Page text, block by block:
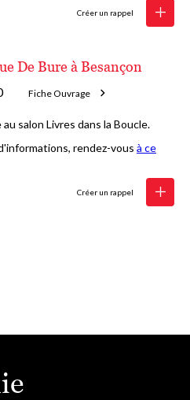
Créer un rappel
De Bure à Besançon
Fiche Ouvrage
salon Livres dans la Boucle.
rendez-vous à ce
Créer un rappel